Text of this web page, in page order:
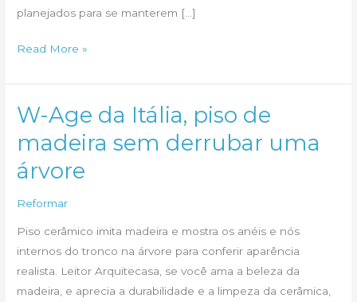
planejados para se manterem […]
Como
box
para
banheiro
Read More »
W-Age da Itália, piso de
madeira sem derrubar uma
árvore
Reformar
Piso cerâmico imita madeira e mostra os anéis e nós
internos do tronco na árvore para conferir aparência
realista. Leitor Arquitecasa, se você ama a beleza da
madeira, e aprecia a durabilidade e a limpeza da cerâmica,